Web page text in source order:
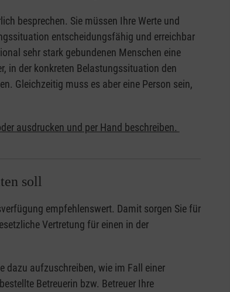
besprechen. Sie müssen Ihre Werte und
entscheidungsfähig und erreichbar
sehr stark gebundenen Menschen eine
in der konkreten Belastungssituation den
Gleichzeitig muss es aber eine Person sein,
ausdrucken und per Hand beschreiben.
soll
empfehlenswert. Damit sorgen Sie für
Vertretung für einen in der
dazu aufzuschreiben, wie im Fall einer
Betreuerin bzw. Betreuer Ihre